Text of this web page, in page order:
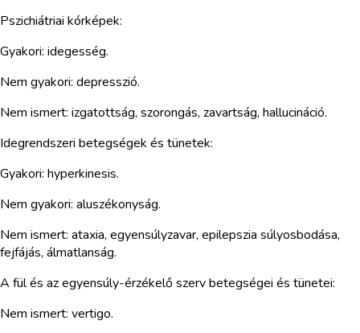
Pszichiátriai kórképek:
Gyakori: idegesség.
Nem gyakori: depresszió.
Nem ismert: izgatottság, szorongás, zavartság, hallucináció.
Idegrendszeri betegségek és tünetek:
Gyakori: hyperkinesis.
Nem gyakori: aluszékonyság.
Nem ismert: ataxia, egyensúlyzavar, epilepszia súlyosbodása,
fejfájás, álmatlanság.
A fül és az egyensúly-érzékelő szerv betegségei és tünetei:
Nem ismert: vertigo.